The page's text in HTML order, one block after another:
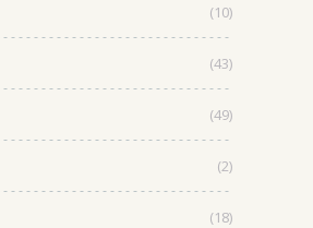
(10)
(43)
(49)
(2)
(18)